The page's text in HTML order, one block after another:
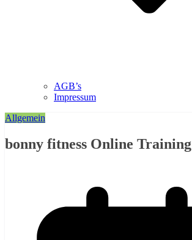
AGB’s
Impressum
Allgemein
bonny fitness Online Training